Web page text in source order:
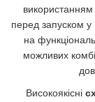
використанням
перед запуском у
на
можливих
Високоякісні